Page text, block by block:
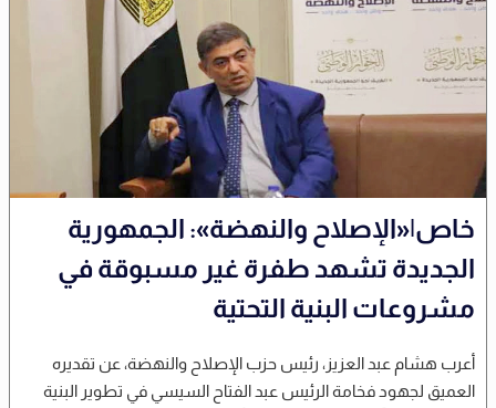
خاص|«الإصلاح والنهضة»: الجمهورية
الجديدة تشهد طفرة غير مسبوقة في
مشروعات البنية التحتية
أعرب هشام عبد العزيز، رئيس حزب الإصلاح والنهضة، عن تقديره
العميق لجهود فخامة الرئيس عبد الفتاح السيسي في تطوير البنية